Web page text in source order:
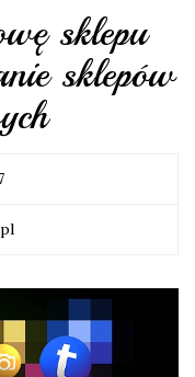
sklepu
sklepów